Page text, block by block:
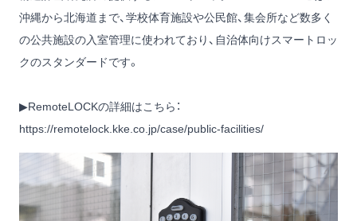
沖縄から北海道まで、学校体育施設や公民館、集会所など数多く
の公共施設の入室管理に使われており、自治体向けスマートロッ
クのスタンダードです。
▶RemoteLOCKの詳細はこちら：
https://remotelock.kke.co.jp/case/public-facilities/